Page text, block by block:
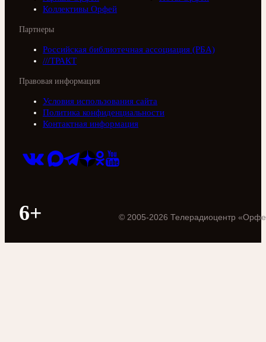
Коллективы Орфей
Партнеры
Российская библиотечная ассоциация (РБА)
///ТРАКТ
Правовая информация
Условия использования сайта
Политика конфиденциальности
Контактная информация
6+ © 2005-2026 Телерадиоцентр